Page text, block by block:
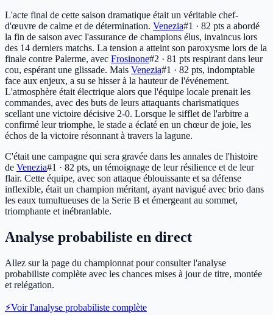
L'acte final de cette saison dramatique était un véritable chef-
d'œuvre de calme et de détermination. Venezia#1 · 82 pts a abordé
la fin de saison avec l'assurance de champions élus, invaincus lors
des 14 derniers matchs. La tension a atteint son paroxysme lors de la
finale contre Palerme, avec Frosinone#2 · 81 pts respirant dans leur
cou, espérant une glissade. Mais Venezia#1 · 82 pts, indomptable
face aux enjeux, a su se hisser à la hauteur de l'événement.
L'atmosphère était électrique alors que l'équipe locale prenait les
commandes, avec des buts de leurs attaquants charismatiques
scellant une victoire décisive 2-0. Lorsque le sifflet de l'arbitre a
confirmé leur triomphe, le stade a éclaté en un chœur de joie, les
échos de la victoire résonnant à travers la lagune.
C'était une campagne qui sera gravée dans les annales de l'histoire
de Venezia#1 · 82 pts, un témoignage de leur résilience et de leur
flair. Cette équipe, avec son attaque éblouissante et sa défense
inflexible, était un champion méritant, ayant navigué avec brio dans
les eaux tumultueuses de la Serie B et émergeant au sommet,
triomphante et inébranlable.
Analyse probabiliste en direct
Allez sur la page du championnat pour consulter l'analyse
probabiliste complète avec les chances mises à jour de titre, montée
et relégation.
⚡Voir l'analyse probabiliste complète